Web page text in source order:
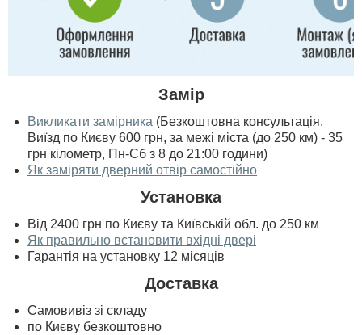
Замір
Викликати замірника (Безкоштовна консультація.
Виїзд по Києву 600 грн, за межі міста (до 250 км) - 35
грн кілометр, Пн-Сб з 8 до 21:00 години)
Як заміряти дверний отвір самостійно
Установка
Від 2400 грн по Києву та Київській обл. до 250 км
Як правильно встановити вхідні двері
Гарантія на установку 12 місяців
Доставка
Самовивіз зі складу
по Києву безкоштовно